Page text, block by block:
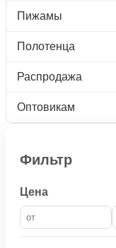
Пижамы
Полотенца
Распродажа
Оптовикам
Фильтр
Цена